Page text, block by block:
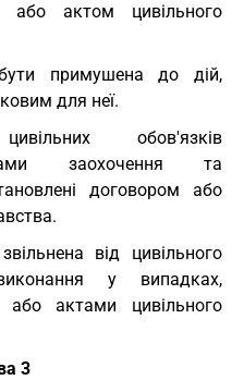
або актом цивільного
примушена до дій,
для неї.
обов'язків
заохочення та
договором або
від цивільного
у випадках,
або актами цивільного
3